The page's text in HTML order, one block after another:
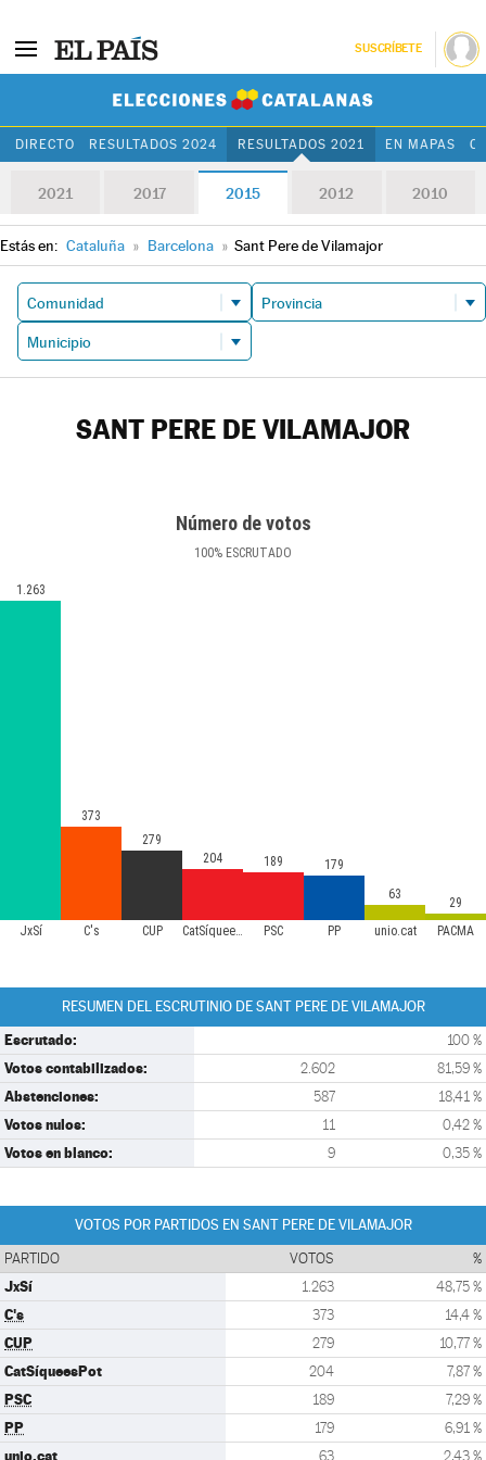
SUSCRÍBETE
DIRECTO RESULTADOS 2024 RESULTADOS 2021 EN MAPAS
2021 2017 2015 2012 2010
Estás en: Cataluña » Barcelona » Sant Pere de Vilamajor
SANT PERE DE VILAMAJOR
Número de votos
100% ESCRUTADO
JxSí C's CUP CatSíqueesPot PSC PP unio.cat PACMA
1.263
373
279
204
189
179
63
29
RESUMEN DEL ESCRUTINIO DE SANT PERE DE VILAMAJOR
Escrutado: 100 %
Votos contabilizados: 2.602 81,59 %
Abstenciones: 587 18,41 %
Votos nulos: 11 0,42 %
Votos en blanco: 9 0,35 %
VOTOS POR PARTIDOS EN SANT PERE DE VILAMAJOR
PARTIDO VOTOS %
JxSí 1.263 48,75 %
C's 373 14,4 %
CUP 279 10,77 %
CatSíqueesPot 204 7,87 %
PSC 189 7,29 %
PP 179 6,91 %
unio.cat 63 2,43 %